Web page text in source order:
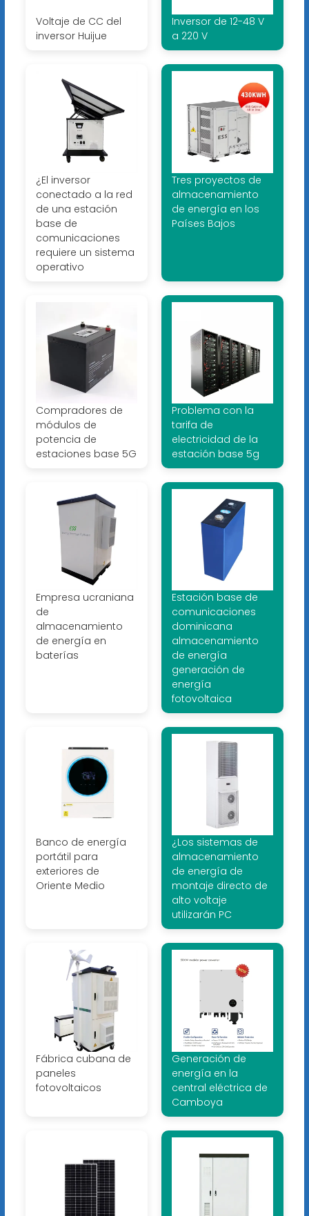
Voltaje de CC del
inversor Huijue
Inversor de 12-48 V
a 220 V
¿El inversor
conectado a la red
de una estación
base de
comunicaciones
requiere un sistema
operativo
Tres proyectos de
almacenamiento
de energía en los
Países Bajos
Compradores de
módulos de
potencia de
estaciones base 5G
Problema con la
tarifa de
electricidad de la
estación base 5g
Empresa ucraniana
de
almacenamiento
de energía en
baterías
Estación base de
comunicaciones
dominicana
almacenamiento
de energía
generación de
energía
fotovoltaica
Banco de energía
portátil para
exteriores de
Oriente Medio
¿Los sistemas de
almacenamiento
de energía de
montaje directo de
alto voltaje
utilizarán PC
Fábrica cubana de
paneles
fotovoltaicos
Generación de
energía en la
central eléctrica de
Camboya